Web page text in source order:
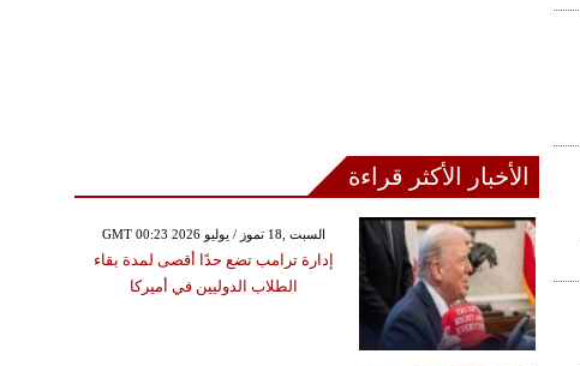
الأخبار الأكثر قراءة
GMT 00:23 2026 السبت ,18 تموز / يوليو
إدارة ترامب تضع حدًا أقصى لمدة بقاء
الطلاب الدوليين في أميركا